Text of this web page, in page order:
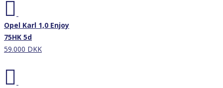
Opel Karl 1,0 Enjoy
75HK 5d
59.000 DKK